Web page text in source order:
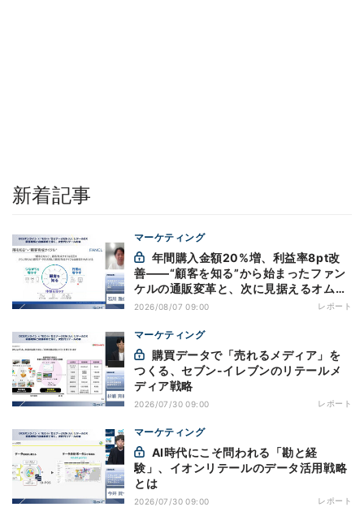
新着記事
マーケティング
善——“顧客を知る”から始まったファン
ケルの通販変革と、次に見据えるオムニ
チャネル
2026/08/07 09:00 レポート
マーケティング
つくる、セブン-イレブンのリテールメ
ディア戦略
2026/07/30 09:00 レポート
マーケティング
験」、イオンリテールのデータ活用戦略
とは
2026/07/30 09:00 レポート